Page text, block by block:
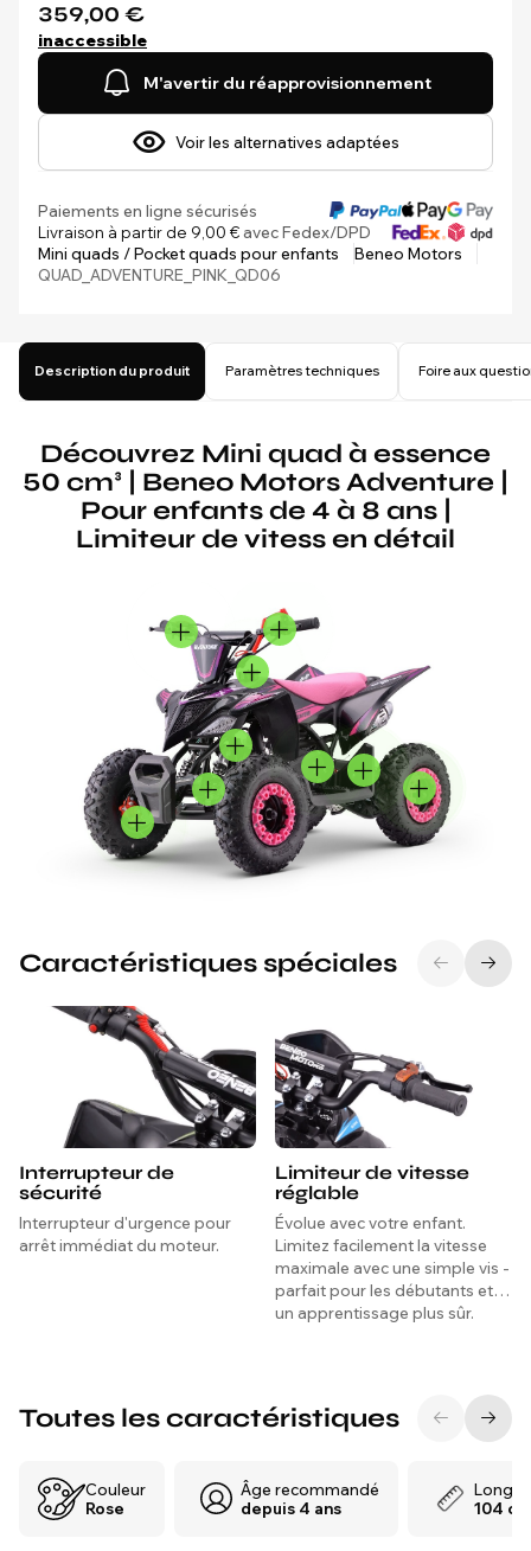
359,00 €
inaccessible
M'avertir du réapprovisionnement
Voir les alternatives adaptées
Paiements en ligne sécurisés
Livraison à partir de 9,00 €avec Fedex/DPD
Mini quads / Pocket quads pour enfants
Beneo Motors
QUAD_ADVENTURE_PINK_QD06
Description du produit Paramètres techniques Foire aux
Découvrez Mini quad à essence
50 cm³ | Beneo Motors Adventure |
Pour enfants de 4 à 8 ans |
Limiteur de vitess en détail
Caractéristiques spéciales
Interrupteur de
sécurité
Interrupteur d'urgence pour
arrêt immédiat du moteur.
Limiteur de vitesse
réglable
Évolue avec votre enfant.
Limitez facilement la vitesse
maximale avec une simple vis -
parfait pour les débutants et
un apprentissage plus sûr.
Toutes les caractéristiques
Couleur
Rose
Âge recommandé
depuis 4 ans
104 cm